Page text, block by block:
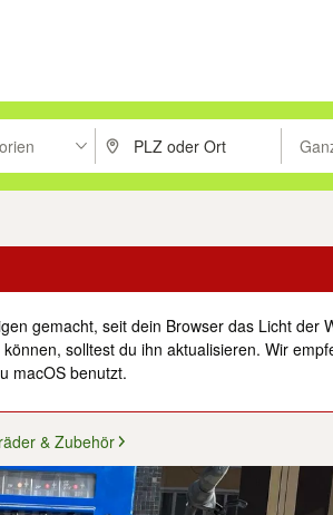
oder Vorschläge mit den Pfeiltasten
PLZ oder Ort eingeben.
gemacht, seit dein Browser das Licht der
solltest du ihn aktualisieren. Wir
macOS benutzt.
& Zubehör